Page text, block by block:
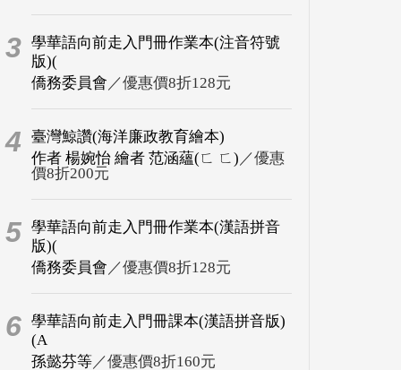
3 學華語向前走入門冊作業本(注音符號
版)(
僑務委員會 ／優惠價8折128元
4
臺灣鯨讚(海洋廉政教育繪本)
作者 楊婉怡 繪者 范涵蘊(ㄈ ㄈ) ／優惠
價8折200元
5 學華語向前走入門冊作業本(漢語拼音
版)(
僑務委員會 ／優惠價8折128元
6 學華語向前走入門冊課本(漢語拼音版)
(A
孫懿芬等／優惠價8折160元